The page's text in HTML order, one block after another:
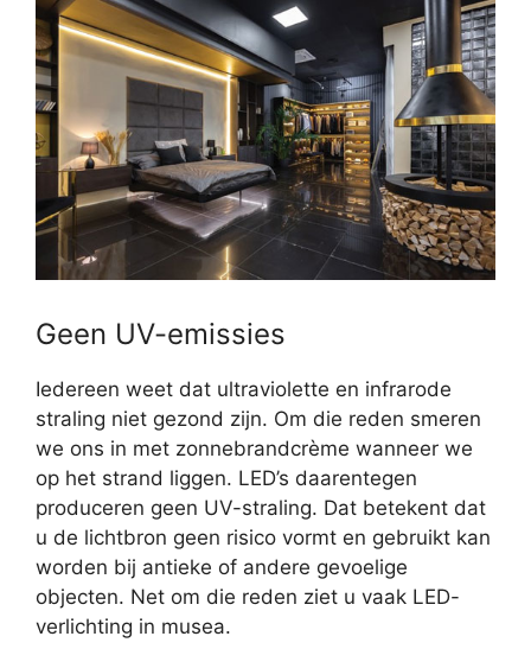
Geen UV-emissies
Iedereen weet dat ultraviolette en infrarode
straling niet gezond zijn. Om die reden smeren
we ons in met zonnebrandcrème wanneer we
op het strand liggen. LED’s daarentegen
produceren geen UV-straling. Dat betekent dat
u de lichtbron geen risico vormt en gebruikt kan
worden bij antieke of andere gevoelige
objecten. Net om die reden ziet u vaak LED-
verlichting in musea.